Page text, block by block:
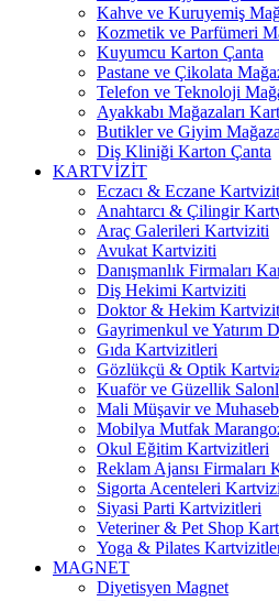
Kahve ve Kuruyemiş
Kozmetik ve Parfümeri
Kuyumcu Karton Çanta
Pastane ve Çikolata
Telefon ve Teknoloji
Ayakkabı Mağazaları
Butikler ve Giyim
Diş Kliniği Karton Çanta
KARTVİZİT
Eczacı & Eczane
Anahtarcı & Çilingir
Araç Galerileri Kartviziti
Avukat Kartviziti
Danışmanlık Firmaları
Diş Hekimi Kartviziti
Doktor & Hekim
Gayrimenkul ve Yatırım
Gıda Kartvizitleri
Gözlükçü & Optik
Kuaför ve Güzellik
Mali Müşavir ve
Mobilya Mutfak
Okul Eğitim Kartvizitleri
Reklam Ajansı Firmaları
Sigorta Acenteleri
Siyasi Parti Kartvizitleri
Veteriner & Pet Shop
Yoga & Pilates
MAGNET
Diyetisyen Magnet